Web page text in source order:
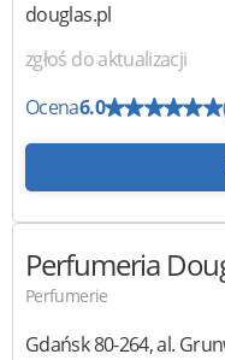
douglas.pl
zgłoś do aktualizacji
Ocena6.0
Perfumeria
Perfumerie
Gdańsk80-264,al.